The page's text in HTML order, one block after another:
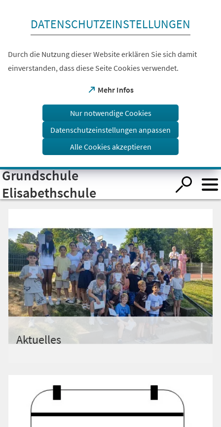
Visuelle
Assistenzsoftware
öffnen.
DATENSCHUTZEINSTELLUNGEN
Durch die Nutzung dieser Website erklären Sie sich damit
einverstanden, dass diese Seite Cookies verwendet.
Mehr Infos
(Öffnet
einem
Tab)
Nur notwendige Cookies
Datenschutzeinstellungen anpassen
Alle Cookies akzeptieren
Grundschule
Elisabethschule
Aktuelles